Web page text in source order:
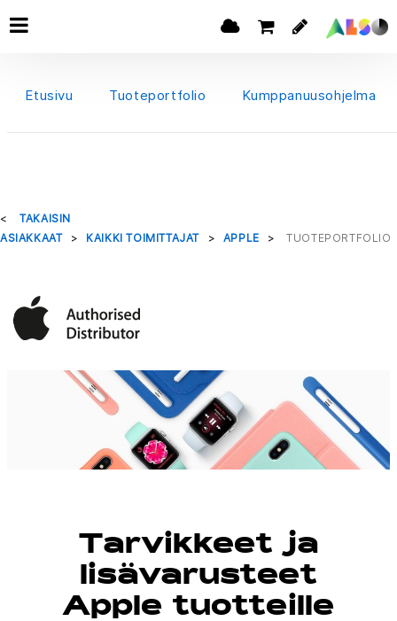
Etusivu Tuoteportfolio Kumppanuusohjelma
TAKAISIN
ASIAKKAAT
KAIKKI TOIMITTAJAT APPLE TUOTEPORTFOLIO
Tarvikkeet ja
lisävarusteet
Apple tuotteille